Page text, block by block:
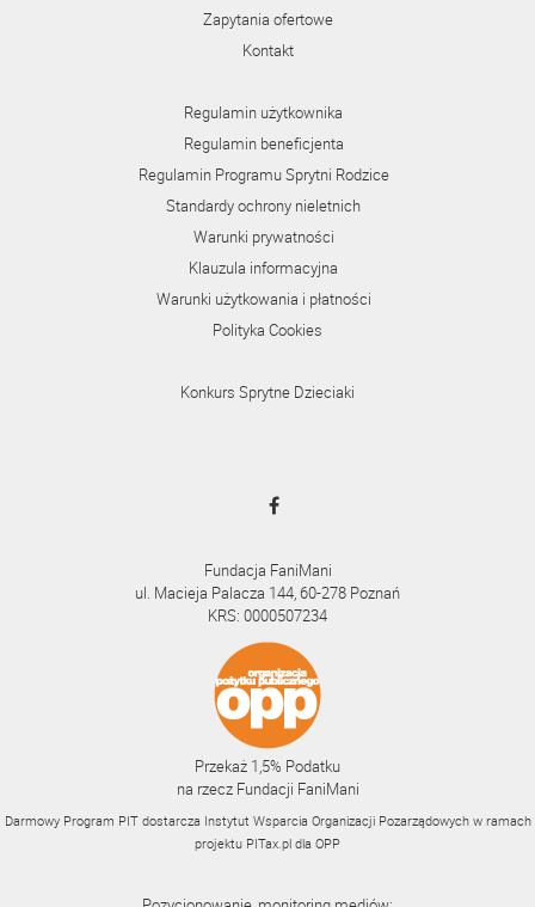
Zapytania ofertowe
Kontakt
Regulamin użytkownika
Regulamin beneficjenta
Regulamin Programu Sprytni Rodzice
Standardy ochrony nieletnich
Warunki prywatności
Klauzula informacyjna
Warunki użytkowania i płatności
Polityka Cookies
Konkurs Sprytne Dzieciaki
Fundacja FaniMani
ul. Macieja Palacza 144, 60-278 Poznań
KRS: 0000507234
Przekaż 1,5% Podatku
na rzecz Fundacji FaniMani
Darmowy Program PIT dostarcza Instytut Wsparcia Organizacji Pozarządowych w ramach
projektu PITax.pl dla OPP